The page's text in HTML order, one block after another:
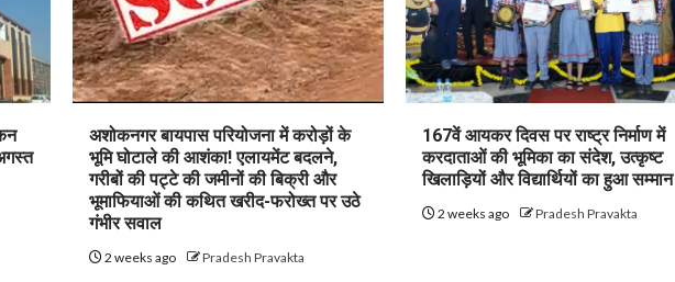
अशोकनगर बायपास परियोजना में करोड़ों के
भूमि घोटाले की आशंका! एलायमेंट बदलने,
गरीबों की पट्टे की जमीनों की बिक्री और
भूमाफियाओं की कथित खरीद-फरोख्त पर उठे
गंभीर सवाल
2 weeks ago Pradesh Pravakta
167वें आयकर दिवस पर राष्ट्र निर्माण में
करदाताओं की भूमिका का संदेश, उत्कृष्ट
खिलाड़ियों और विद्यार्थियों का हुआ सम्मान
2 weeks ago Pradesh Pravakta